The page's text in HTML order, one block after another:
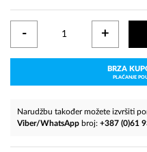
- +
BRZA
PLAĆANJE
Narudžbu također možete izvršiti
Viber/WhatsApp broj: +387 (0)61